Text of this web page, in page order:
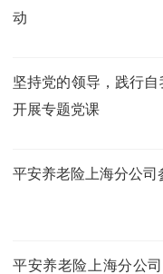
动
坚持党的领导，践行
开展专题党课
平安养老险上海分公司
平安养老险上海分公